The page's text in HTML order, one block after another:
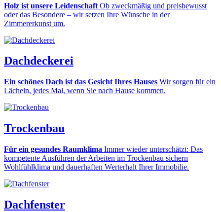
Holz ist unsere Leidenschaft Ob zweckmäßig und preisbewusst
oder das Besondere – wir setzen Ihre Wünsche in der
Zimmererkunst um.
Dachdeckerei
Ein schönes Dach ist das Gesicht Ihres Hauses Wir sorgen für ein
Lächeln, jedes Mal, wenn Sie nach Hause kommen.
Trockenbau
Für ein gesundes Raumklima Immer wieder unterschätzt: Das
kompetente Ausführen der Arbeiten im Trockenbau sichern
Wohlfühlklima und dauerhaften Werterhalt Ihrer Immobilie.
Dachfenster